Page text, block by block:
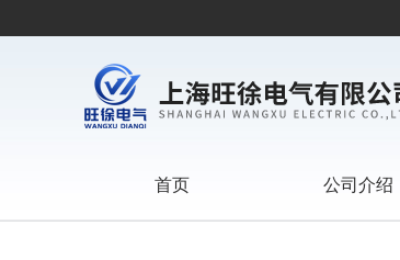
首页 公司介绍